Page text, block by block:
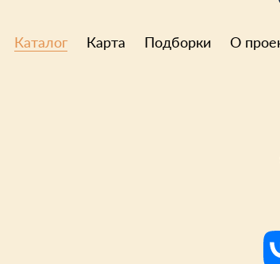
Каталог Карта Подборки О